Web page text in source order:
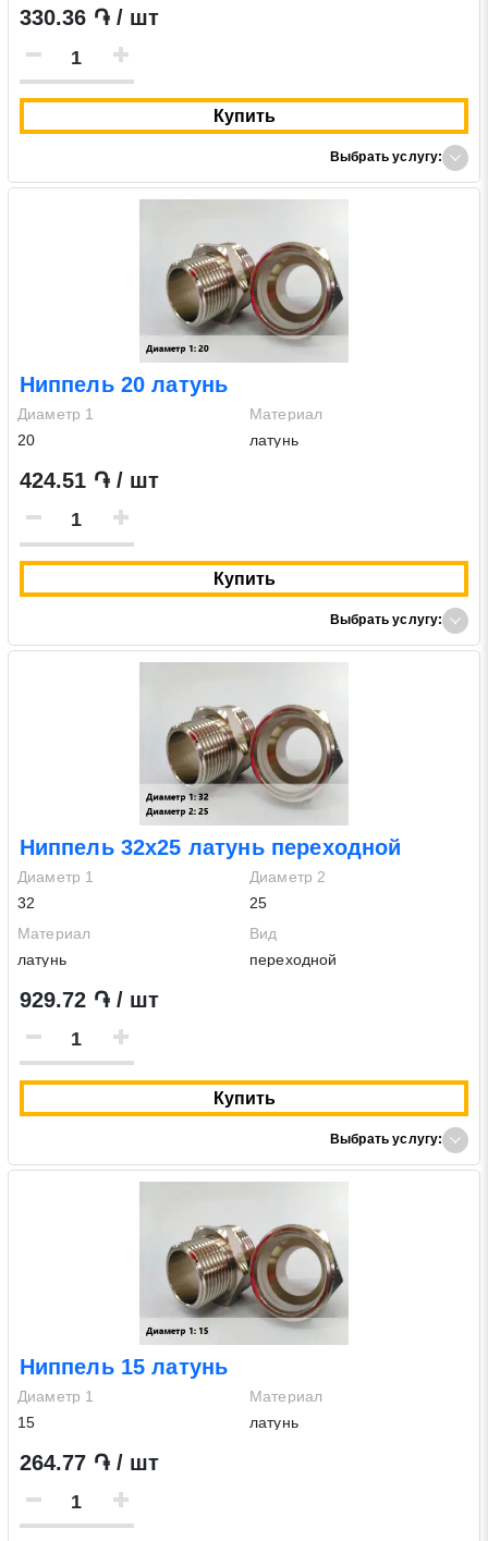
330.36 ֏ / шт
Купить
Выбрать услугу:
Ниппель 20 латунь
Диаметр 1
20
Материал
латунь
424.51 ֏ / шт
Купить
Выбрать услугу:
Ниппель 32х25 латунь переходной
Диаметр 1
32
Диаметр 2
25
Материал
латунь
Вид
переходной
929.72 ֏ / шт
Купить
Выбрать услугу:
Ниппель 15 латунь
Диаметр 1
15
Материал
латунь
264.77 ֏ / шт